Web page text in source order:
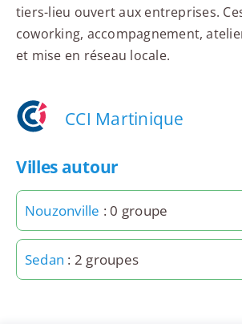
tiers-lieu ouvert aux entreprises.
coworking, accompagnement,
et mise en réseau locale.
CCI Martinique
Villes autour
Nouzonville : 0 groupe
Sedan : 2 groupes